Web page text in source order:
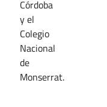
Córdoba
y el
Colegio
Nacional
de
Monserrat.